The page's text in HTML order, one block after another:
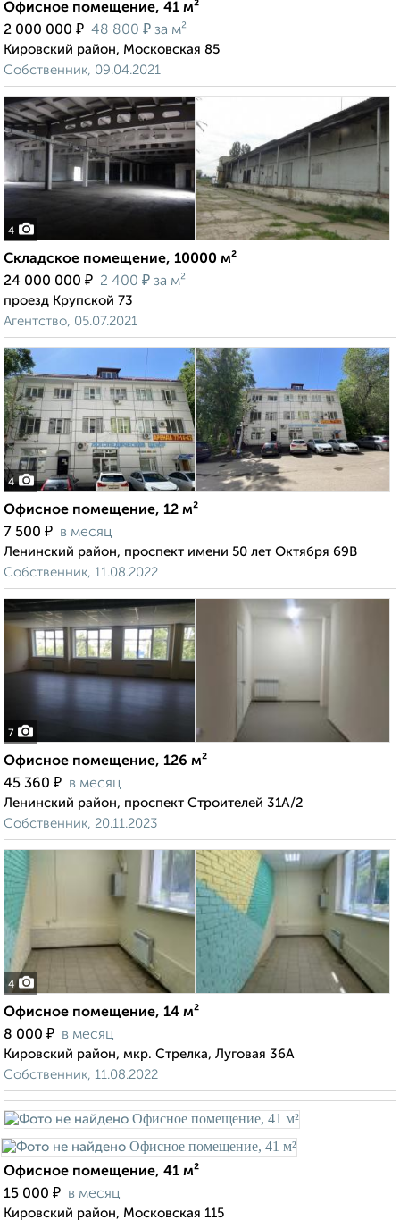
Офисное помещение, 41 м²
2 000 000 ₽ 48 800 ₽ за м²
Кировский район, Московская 85
Собственник, 09.04.2021
4
Складское помещение, 10000 м²
24 000 000 ₽ 2 400 ₽ за м²
проезд Крупской 73
Агентство, 05.07.2021
4
Офисное помещение, 12 м²
7 500 ₽ в месяц
Ленинский район, проспект имени 50 лет Октября 69В
Собственник, 11.08.2022
7
Офисное помещение, 126 м²
45 360 ₽ в месяц
Ленинский район, проспект Строителей 31А/2
Собственник, 20.11.2023
4
Офисное помещение, 14 м²
8 000 ₽ в месяц
Кировский район, мкр. Стрелка, Луговая 36А
Собственник, 11.08.2022
Офисное помещение, 41 м²
15 000 ₽ в месяц
Кировский район, Московская 115